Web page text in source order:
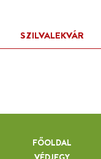
FŐOLDAL